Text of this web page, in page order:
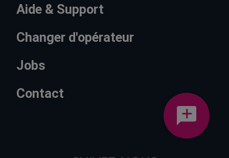
Aide & Support
Changer d'opérateur
Jobs
Contact